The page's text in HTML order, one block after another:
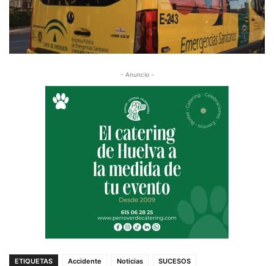
- Anuncio -
ETIQUETAS Accidente Noticias SUCESOS